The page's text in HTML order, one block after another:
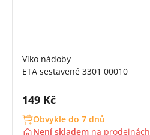
Víko nádoby
ETA sestavené 3301 00010
Cena s DPH:
149 Kč
Obvykle do 7 dnů
Není skladem na prodejnách